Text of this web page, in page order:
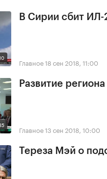
В Сирии сбит ИЛ-
Главное18 сен 2018, 11:00
Развитие региона
Главное13 сен 2018, 10:00
Тереза Мэй о